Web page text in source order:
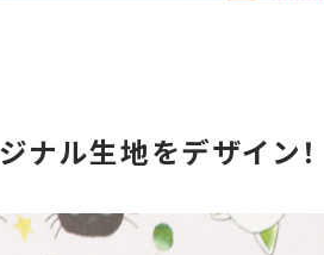
ナル生地をデザイン！